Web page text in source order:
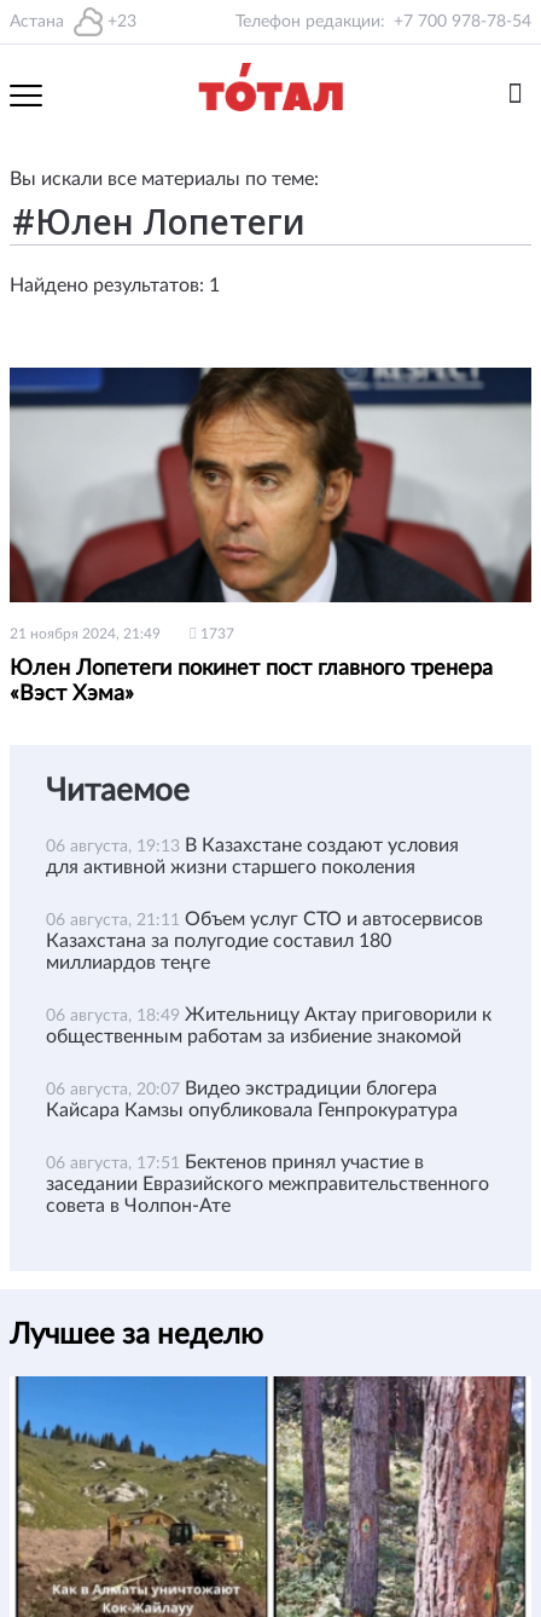
Астана +23 Телефон редакции: +7 700 978-78-54
Вы искали все материалы по теме:
Найдено результатов: 1
21 ноября 2024, 21:49 1737
Юлен Лопетеги покинет пост главного тренера
«Вэст Хэма»
Читаемое
06 августа, 19:13 В Казахстане создают условия
для активной жизни старшего поколения
06 августа, 21:11 Объем услуг СТО и автосервисов
Казахстана за полугодие составил 180
миллиардов теңге
06 августа, 18:49 Жительницу Актау приговорили к
общественным работам за избиение знакомой
06 августа, 20:07 Видео экстрадиции блогера
Кайсара Камзы опубликовала Генпрокуратура
06 августа, 17:51 Бектенов принял участие в
заседании Евразийского межправительственного
совета в Чолпон-Ате
Лучшее за неделю